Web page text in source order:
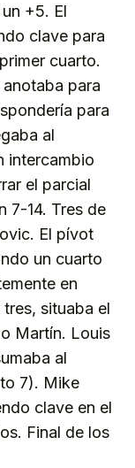
+5. El
clave para
cuarto.
para
para
al
intercambio
el parcial
7-14. Tres de
El pívot
un cuarto
en
situaba el
Martín. Louis
al
7). Mike
clave en el
Final de los